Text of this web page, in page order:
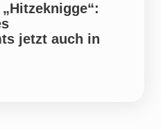
jetzt auch in